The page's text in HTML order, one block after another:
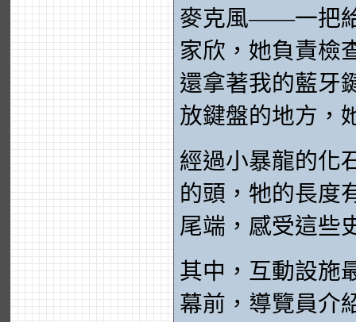
麥克風——一把
家欣，她負責檢
還拿著我的藍牙
放鍵盤的地方，
經過小暴龍的化
的頭，牠的長度
尾端，感受這些
其中，互動設施
幕前，導覽員介